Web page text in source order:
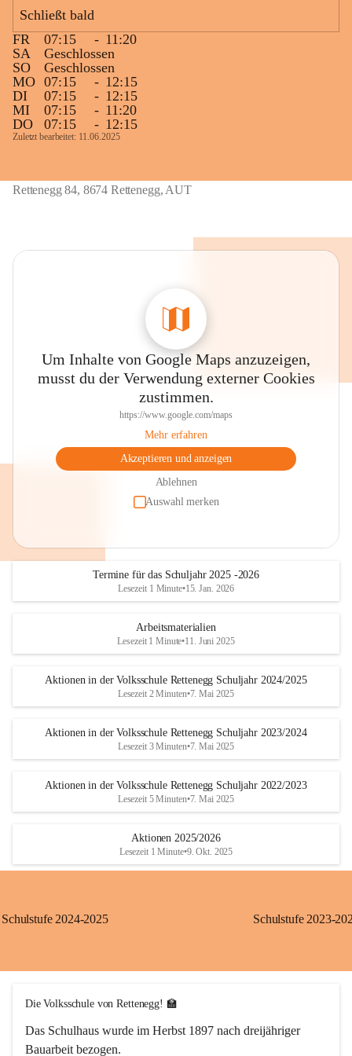
Schließt bald
FR
07:15 - 11:20
SA
Geschlossen
SO
Geschlossen
MO 07:15 - 12:15
DI
07:15 - 12:15
MI
07:15 - 11:20
DO
07:15 - 12:15
Zuletzt bearbeitet: 11.06.2025
Rettenegg 84, 8674 Rettenegg, AUT
Um Inhalte von Google Maps anzuzeigen,
musst du der Verwendung externer Cookies
zustimmen.
https://www.google.com/maps
Mehr erfahren
Akzeptieren und anzeigen
Ablehnen
Auswahl merken
Termine für das Schuljahr 2025 -2026
Lesezeit 1 Minute•15. Jan. 2026
Arbeitsmaterialien
Lesezeit 1 Minute•11. Juni 2025
Aktionen in der Volksschule Rettenegg Schuljahr 2024/2025
Lesezeit 2 Minuten•7. Mai 2025
Aktionen in der Volksschule Rettenegg Schuljahr 2023/2024
Lesezeit 3 Minuten•7. Mai 2025
Aktionen in der Volksschule Rettenegg Schuljahr 2022/2023
Lesezeit 5 Minuten•7. Mai 2025
Aktionen 2025/2026
Lesezeit 1 Minute•9. Okt. 2025
Schulstufe 2024-2025 Schulstufe 2023-
Die Volksschule von Rettenegg! 🏫
Das Schulhaus wurde im Herbst 1897 nach dreijähriger
Bauarbeit bezogen.